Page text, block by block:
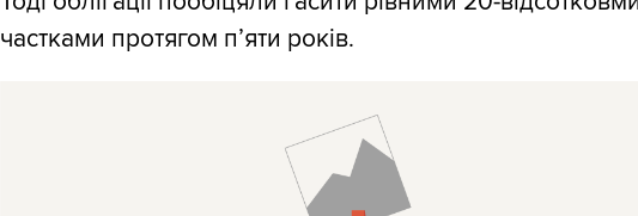
частками протягом п’яти років.